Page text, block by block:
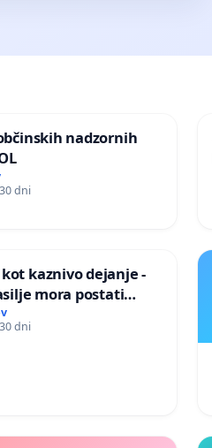
nadzornih
dni
kot kaznivo dejanje -
mora postati
kot fizično
dni